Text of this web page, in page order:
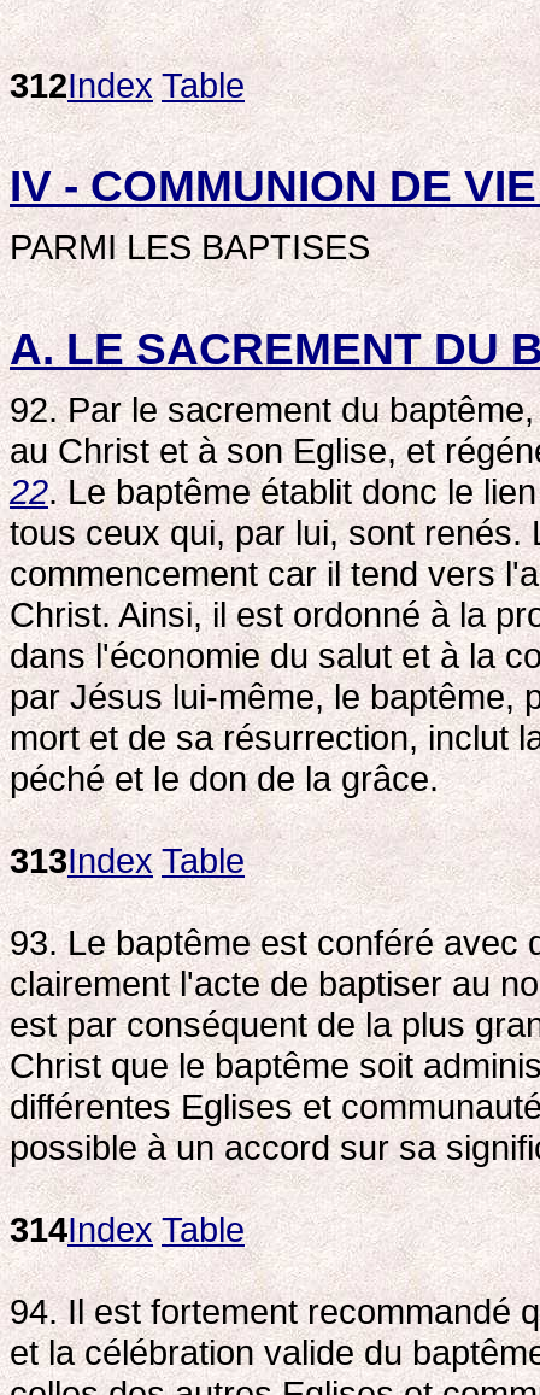
312Index Table
IV - COMMUNION DE
PARMI LES BAPTISES
A. LE SACREMENT DU
92. Par le sacrement du
au Christ et à son Eglise, et
22. Le baptême établit donc le
tous ceux qui, par lui, sont renés.
commencement car il tend vers
Christ. Ainsi, il est ordonné à la
dans l'économie du salut et à la
par Jésus lui-même, le baptême,
mort et de sa résurrection, inclut
péché et le don de la grâce.
313Index Table
93. Le baptême est conféré avec
clairement l'acte de baptiser au
est par conséquent de la plus
Christ que le baptême soit
différentes Eglises et
possible à un accord sur sa
314Index Table
94. Il est fortement recommandé
et la célébration valide du